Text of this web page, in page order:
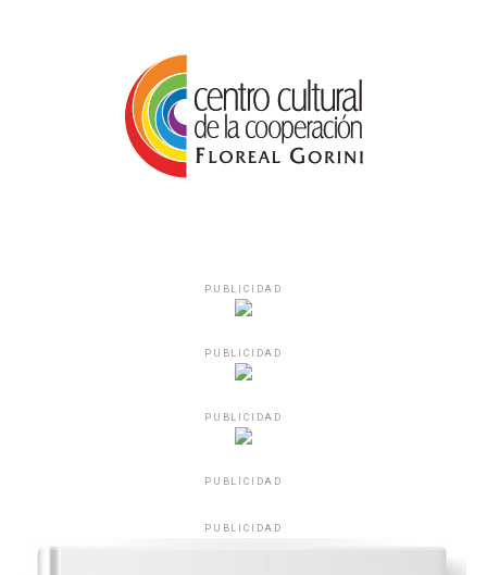
PUBLICIDAD
PUBLICIDAD
PUBLICIDAD
PUBLICIDAD
PUBLICIDAD